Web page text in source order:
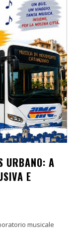
URBANO: A
E
musicale